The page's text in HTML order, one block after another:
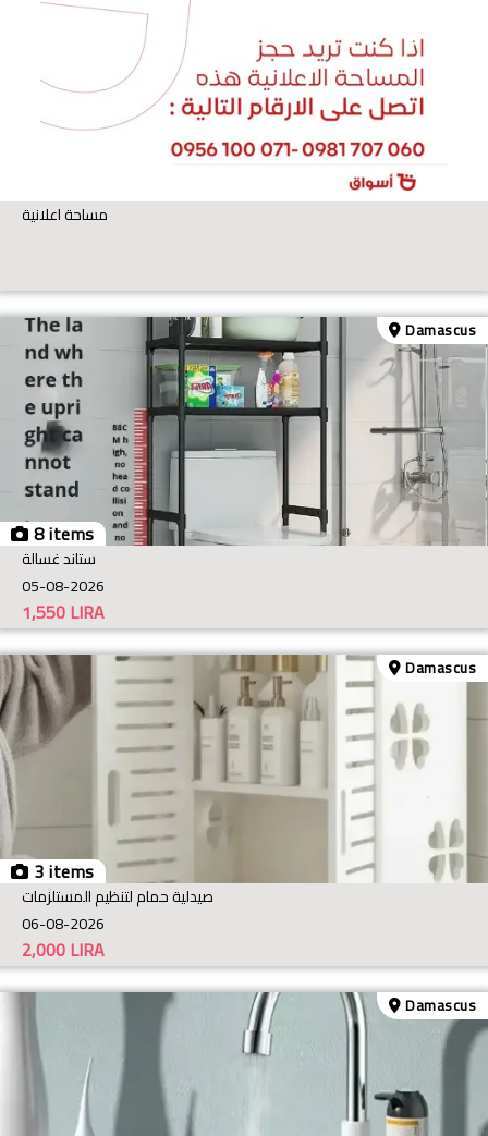
مساحة اعلانية
8 items
Damascus
ستاند غسالة
05-08-2026
LIRA
1,550
3 items
Damascus
صيدلية حمام لتنظيم المستلزمات
06-08-2026
LIRA
2,000
Damascus